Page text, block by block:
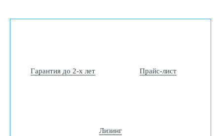
Гарантия до 2-х лет Прайс-лист
Лизинг